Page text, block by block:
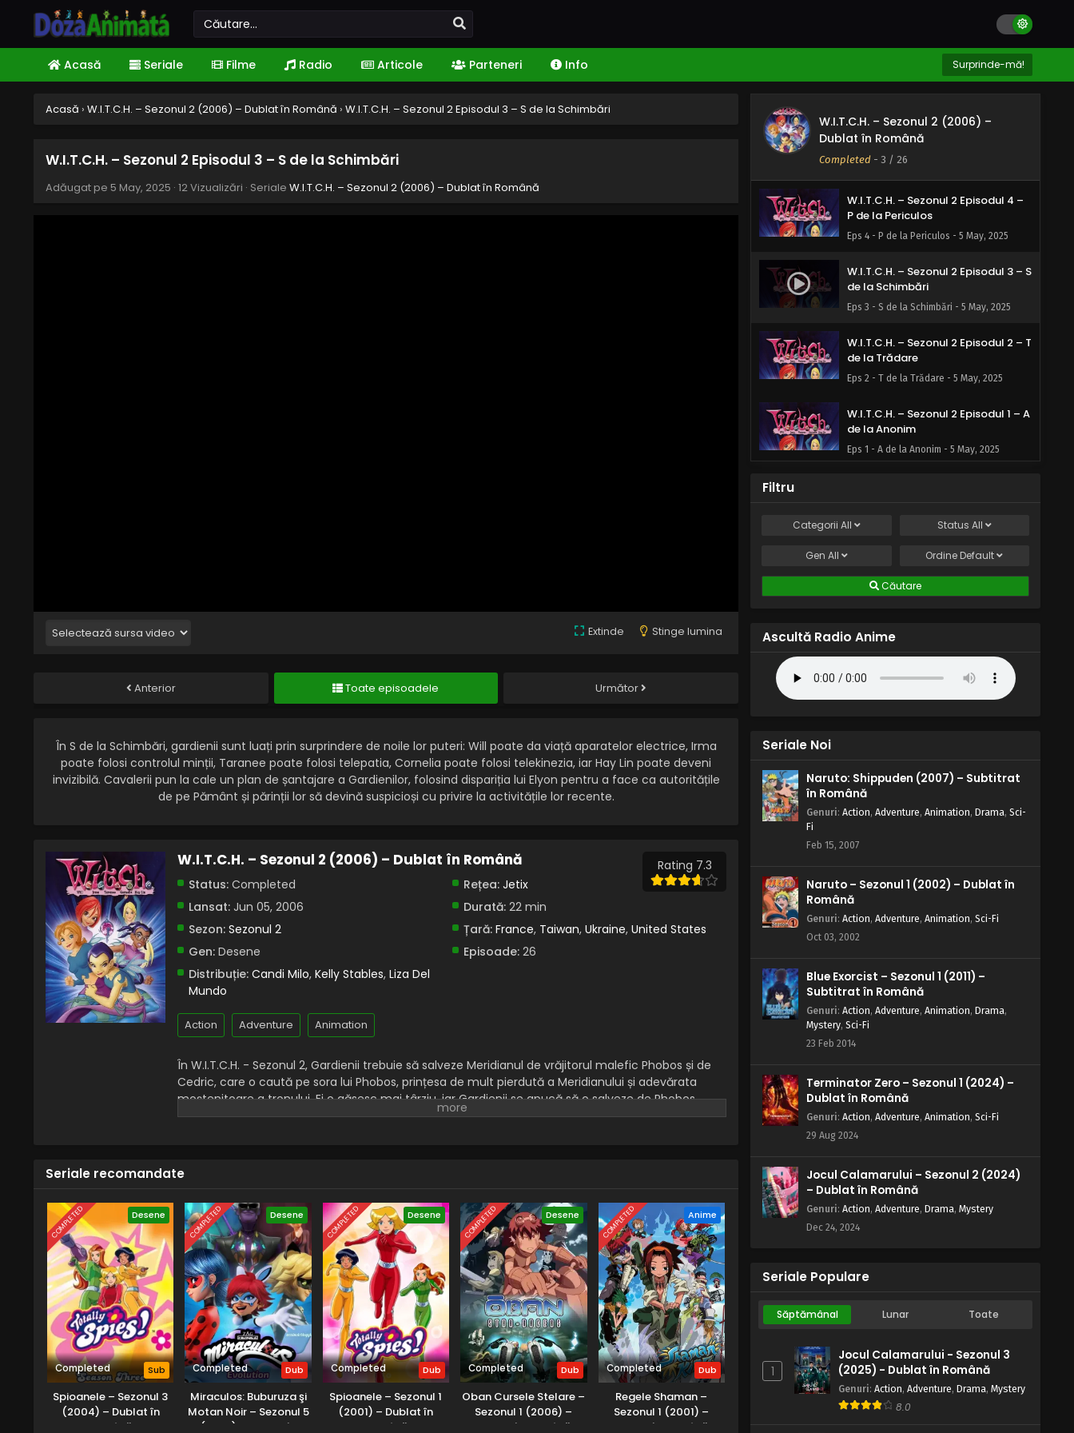
Acasă Seriale Filme Radio Articole Parteneri Info Surprinde-mă!
Acasă › W.I.T.C.H. – Sezonul 2 (2006) – Dublat în Română › W.I.T.C.H. – Sezonul 2 Episodul 3 – S de la Schimbări
W.I.T.C.H. – Sezonul 2 Episodul 3 – S de la Schimbări
Adăugat pe 5 May, 2025 · 12 Vizualizări · Seriale W.I.T.C.H. – Sezonul 2 (2006) – Dublat în Română
Extinde Stinge lumina
Anterior Toate episoadele Următor
În S de la Schimbări, gardienii sunt luați prin surprindere de noile lor puteri: Will poate da viață aparatelor electrice, Irma
poate folosi controlul minții, Taranee poate folosi telepatia, Cornelia poate folosi telekinezia, iar Hay Lin poate deveni
invizibilă. Cavalerii pun la cale un plan de șantajare a Gardienilor, folosind dispariția lui Elyon pentru a face ca autoritățile
de pe Pământ și părinții lor să devină suspicioși cu privire la activitățile lor recente.
W.I.T.C.H. – Sezonul 2 (2006) – Dublat în Română
Rating 7.3
Status: Completed Rețea: Jetix
Lansat: Jun 05, 2006 Durată:22 min
Sezon: Sezonul 2 Țară: France, Taiwan, Ukraine, United States
Gen: Desene Episoade:26
Distribuție: Candi Milo, Kelly Stables, Liza Del
Mundo
Action Adventure Animation
În W.I.T.C.H. - Sezonul 2, Gardienii trebuie să salveze Meridianul de vrăjitorul malefic Phobos și de
Cedric, care o caută pe sora lui Phobos, prințesa de mult pierdută a Meridianului și adevărata
moștenitoare a tronului. Ei o găsesc mai târziu, iar Gardienii se apucă să o salveze de Phobos.
Când Meridian se eliberează de rău și adevăratul moștenitor urcă pe tron, o nouă vrăjitoare
Seriale recomandate
COMPLETED Desene
Completed Sub
Spioanele – Sezonul 3
(2004) – Dublat în
Română
COMPLETED Desene
Completed Dub
Miraculos: Buburuza şi
Motan Noir – Sezonul 5
(2022) – Dublat în
COMPLETED Desene
Completed Dub
Spioanele – Sezonul 1
(2001) – Dublat în
Română
COMPLETED Desene
Completed Dub
Oban Cursele Stelare –
Sezonul 1 (2006) –
Dublat în Română
COMPLETED Anime
Completed Dub
Regele Shaman –
Sezonul 1 (2001) –
Dublat în Română
W.I.T.C.H. – Sezonul 2 (2006) –
Dublat în Română
Completed - 3 / 26
Eps 7 - G de la Gunoaie - 5 May, 2025
W.I.T.C.H. – Sezonul 2 Episodul 6 – F
W.I.T.C.H. – Sezonul 2 Episodul 5 – I
de la Inamic
Eps 5 - I de la Inamic - 5 May, 2025
W.I.T.C.H. – Sezonul 2 Episodul 4 –
P de la Periculos
Eps 4 - P de la Periculos - 5 May, 2025
W.I.T.C.H. – Sezonul 2 Episodul 3 – S
de la Schimbări
Eps 3 - S de la Schimbări - 5 May, 2025
W.I.T.C.H. – Sezonul 2 Episodul 2 – T
de la Trădare
Eps 2 - T de la Trădare - 5 May, 2025
W.I.T.C.H. – Sezonul 2 Episodul 1 – A
de la Anonim
Eps 1 - A de la Anonim - 5 May, 2025
Filtru
Categorii All Status All
Gen All Ordine Default
Căutare
Ascultă Radio Anime
Seriale Noi
Naruto: Shippuden (2007) – Subtitrat
în Română
Genuri: Action, Adventure, Animation, Drama, Sci-
Fi
Feb 15, 2007
Naruto – Sezonul 1 (2002) – Dublat în
Română
Genuri: Action, Adventure, Animation, Sci-Fi
Oct 03, 2002
Blue Exorcist – Sezonul 1 (2011) –
Subtitrat în Română
Genuri: Action, Adventure, Animation, Drama,
Mystery, Sci-Fi
23 Feb 2014
Terminator Zero – Sezonul 1 (2024) –
Dublat în Română
Genuri: Action, Adventure, Animation, Sci-Fi
29 Aug 2024
Jocul Calamarului – Sezonul 2 (2024)
– Dublat în Română
Genuri: Action, Adventure, Drama, Mystery
Dec 24, 2024
Seriale Populare
Săptămânal Lunar Toate
1
Jocul Calamarului - Sezonul 3
(2025) - Dublat în Română
Genuri: Action, Adventure, Drama, Mystery
8.0